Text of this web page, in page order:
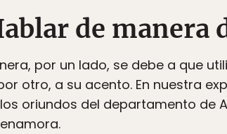
de manera
por un lado, se debe a que
otro, a su acento. En nuestra
oriundos del departamento de